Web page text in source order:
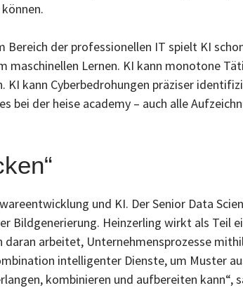
der professionellen IT spielt KI
Lernen. KI kann monotone
kann Cyberbedrohungen präziser
der heise academy – auch alle
und KI. Der Senior Data
Bildgenerierung. Heinzerling wirkt als Teil
arbeitet, Unternehmensprozesse
intelligenter Dienste, um Muster
kombinieren und aufbereiten kann“,